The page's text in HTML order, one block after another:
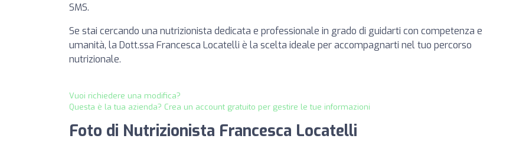
SMS.
Se stai cercando una nutrizionista dedicata e professionale in grado di guidarti con competenza e
umanità, la Dott.ssa Francesca Locatelli è la scelta ideale per accompagnarti nel tuo percorso
nutrizionale.
Vuoi richiedere una modifica?
Questa è la tua azienda? Crea un account gratuito per gestire le tue informazioni
Foto di Nutrizionista Francesca Locatelli